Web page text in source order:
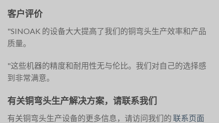
客户评价
"SINOAK 的设备大大提高了我们的铜弯头生产效率和产品
质量。
"这些机器的精度和耐用性无与伦比。我们对自己的选择感
到非常满意。
有关铜弯头生产解决方案，请联系我们
有关铜弯头生产设备的更多信息，请访问我们的 联系页面